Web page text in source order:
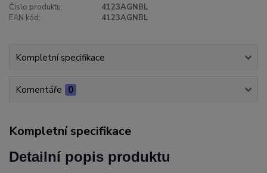
Číslo produktu:
4123AGNBL
EAN kód:
4123AGNBL
Kompletní specifikace
Komentáře 0
Kompletní specifikace
Detailní popis produktu